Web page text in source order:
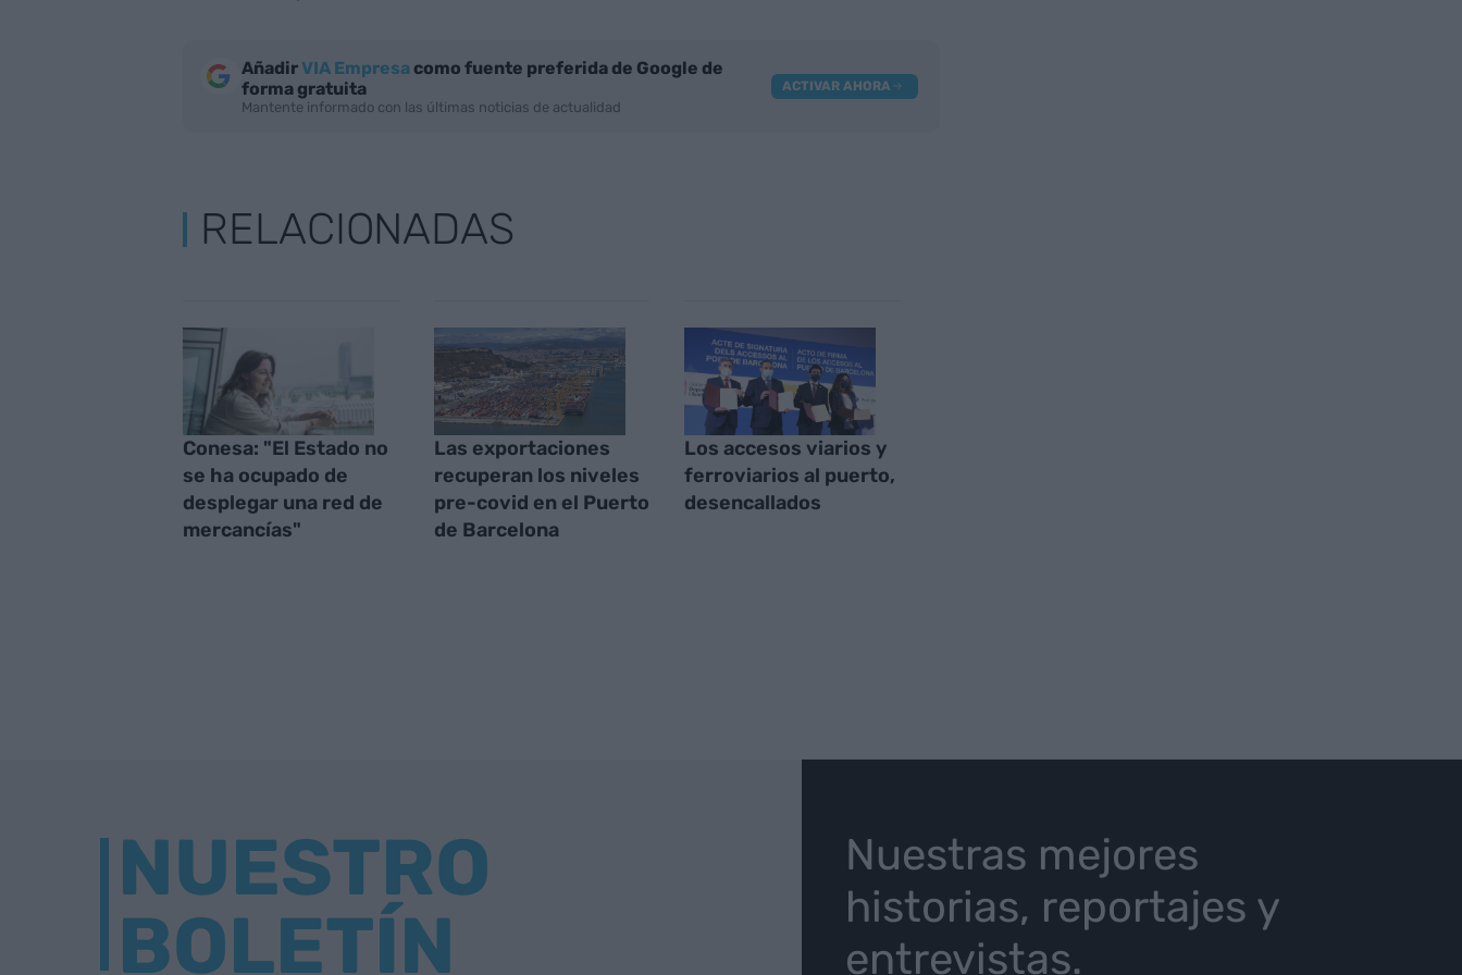
AñadirVIA Empresacomo fuente preferida de Google de
forma gratuita
Mantente informado con las últimas noticias de actualidad
ACTIVAR AHORA
RELACIONADAS
Conesa: "El Estado no
se ha ocupado de
desplegar una red de
mercancías"
Las exportaciones
recuperan los niveles
pre-covid en el Puerto
de Barcelona
Los accesos viarios y
ferroviarios al puerto,
desencallados
NUESTRO
BOLETÍN
Nuestras mejores
historias, reportajes y
entrevistas.